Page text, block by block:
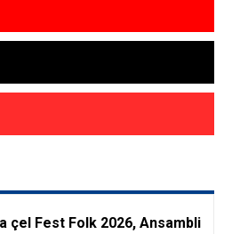
çel Fest Folk 2026, Ansambli